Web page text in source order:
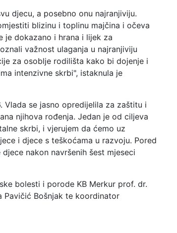
djecu, a posebno onu najranjiviju.
blizinu i toplinu majčina i očeva
je dokazano i hrana i lijek za
važnost ulaganja u najranjiviju
za osoblje rodilišta kako bi dojenje i
intenzivne skrbi", istaknula je
Vlada se jasno opredijelila za zaštitu i
njihova rođenja. Jedan je od ciljeva
skrbi, i vjerujem da ćemo uz
i djece s teškoćama u razvoju. Pored
nakon navršenih šest mjeseci
bolesti i porode KB Merkur prof. dr.
Pavičić Bošnjak te koordinator